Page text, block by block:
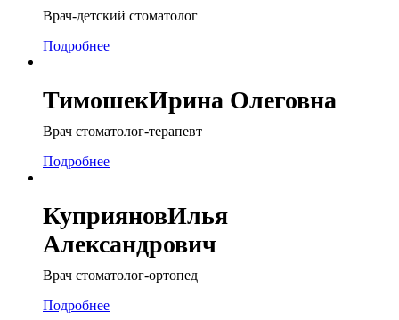
Врач-детский стоматолог
Подробнее
ТимошекИрина Олеговна
Врач стоматолог-терапевт
Подробнее
КуприяновИлья
Александрович
Врач стоматолог-ортопед
Подробнее